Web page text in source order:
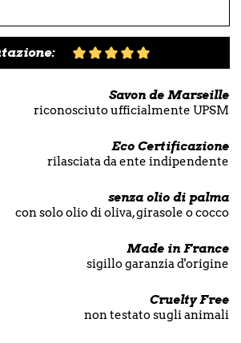
Savon de Marseille
riconosciuto ufficialmente UPSM
Eco Certificazione
rilasciata da ente indipendente
senza olio di palma
con solo olio di oliva, girasole o cocco
Made in France
sigillo garanzia d'origine
Cruelty Free
non testato sugli animali